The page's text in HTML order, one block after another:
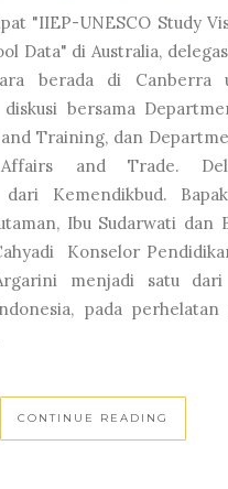
"IIEP-UNESCO Study
Data" di Australia,
berada di Canberra
bersama
Training, dan
and Trade.
dari Kemendikbud.
Ibu Sudarwati dan
Konselor
menjadi satu
pada perhelatan
CONTINUE READING